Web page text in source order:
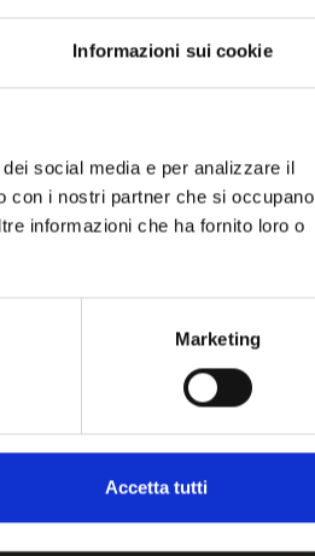
Informazioni sui cookie
social media e per analizzare il
con i nostri partner che si occupano
informazioni che ha fornito loro o
Marketing
Accetta tutti